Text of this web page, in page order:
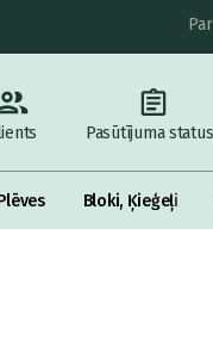
Pasūtījuma
Bloki, Ķieģeļi